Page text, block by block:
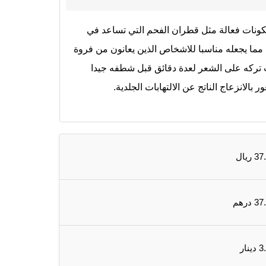
فعالة مثل قطران الفحم التي تساعد في
يجعله مناسبا للاشخاص الذين يعانون من فروة
على الشعر لعدة دقائق قبل شطفه جيدا
الناتج عن الالتهابات الجلدية.
ريال
درهم